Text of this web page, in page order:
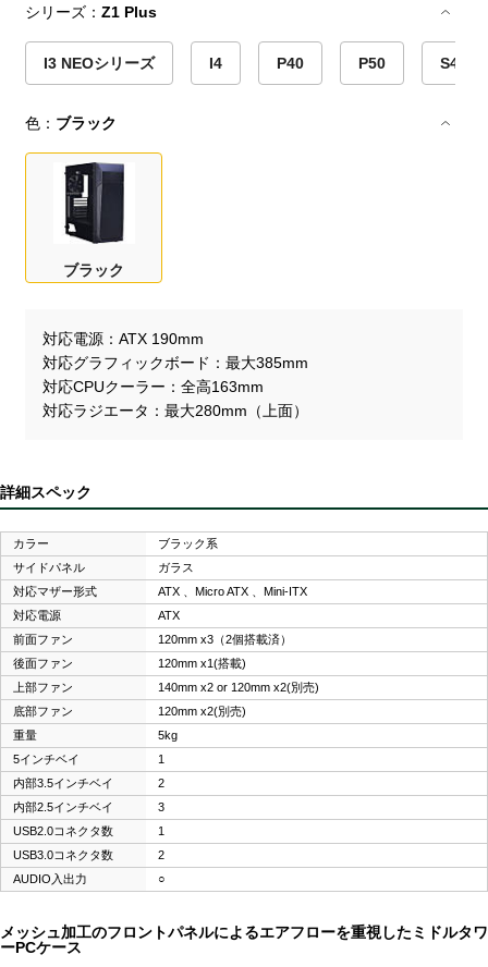
シリーズ：Z1 Plus
I3 NEOシリーズ I4 P40 P50 S4
色： ブラック
ブラック
対応電源
ATX 190mm
対応グラフィックボード
最大385mm
対応CPUクーラー
全高163mm
対応ラジエータ
最大280mm（上面）
詳細スペック
カラー
ブラック系
サイドパネル
ガラス
対応マザー形式
ATX 、Micro ATX 、Mini-ITX
対応電源
ATX
前面ファン
120mm x3（2個搭載済）
後面ファン
120mm x1(搭載)
上部ファン
140mm x2 or 120mm x2(別売)
底部ファン
120mm x2(別売)
重量
5kg
5インチベイ
1
内部3.5インチベイ
2
内部2.5インチベイ
3
USB2.0コネクタ数
1
USB3.0コネクタ数
2
AUDIO入出力
○
メッシュ加工のフロントパネルによるエアフローを重視したミドルタワ
ーPCケース